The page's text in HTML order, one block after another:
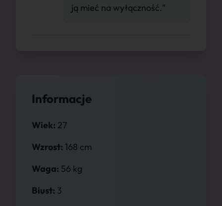
Informacje
Wiek: 27
Wzrost: 168 cm
Waga: 56 kg
Biust: 3
ją mieć na wyłączność."